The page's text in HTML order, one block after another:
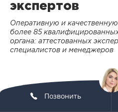
экспертов
Оперативную и
более 85
органа: аттестованных
специалистов и менеджеров
Позвонить